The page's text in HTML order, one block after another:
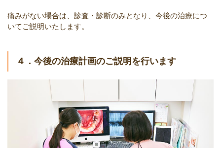
痛みがない場合は、診査・診断のみとなり、今後の治療につ
いてご説明いたします。
４．今後の治療計画のご説明を行います